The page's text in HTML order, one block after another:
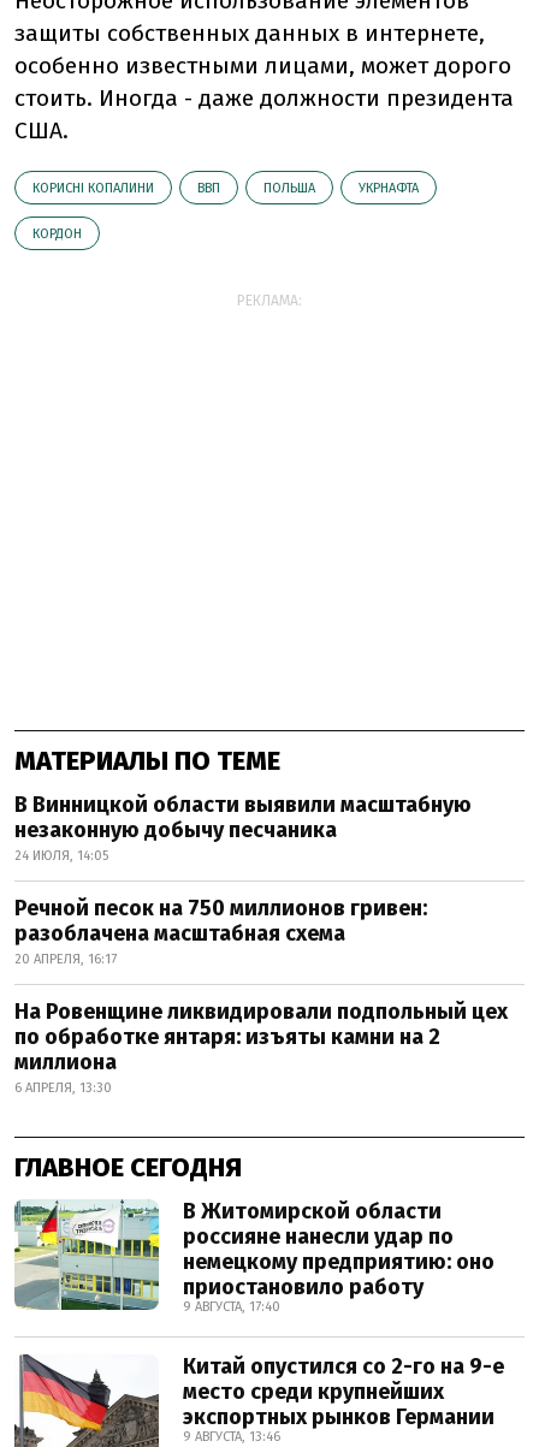
защиты собственных данных в интернете,
особенно известными лицами, может дорого
стоить. Иногда - даже должности президента
США.
КОРИСНІ КОПАЛИНИ ВВП ПОЛЬША УКРНАФТА
КОРДОН
РЕКЛАМА:
МАТЕРИАЛЫ ПО ТЕМЕ
В Винницкой области выявили масштабную
незаконную добычу песчаника
24 ИЮЛЯ, 14:05
Речной песок на 750 миллионов гривен:
разоблачена масштабная схема
20 АПРЕЛЯ, 16:17
На Ровенщине ликвидировали подпольный цех
по обработке янтаря: изъяты камни на 2
миллиона
6 АПРЕЛЯ, 13:30
ГЛАВНОЕ СЕГОДНЯ
В Житомирской области
россияне нанесли удар по
немецкому предприятию: оно
приостановило работу
9 АВГУСТА, 17:40
Китай опустился со 2-го на 9-е
место среди крупнейших
экспортных рынков Германии
9 АВГУСТА, 13:46